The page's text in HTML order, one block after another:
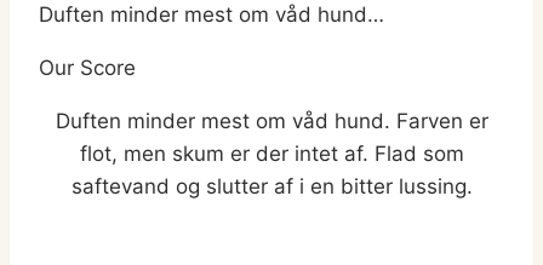
Duften minder mest om våd hund…
Our Score
Duften minder mest om våd hund. Farven er
flot, men skum er der intet af. Flad som
saftevand og slutter af i en bitter lussing.